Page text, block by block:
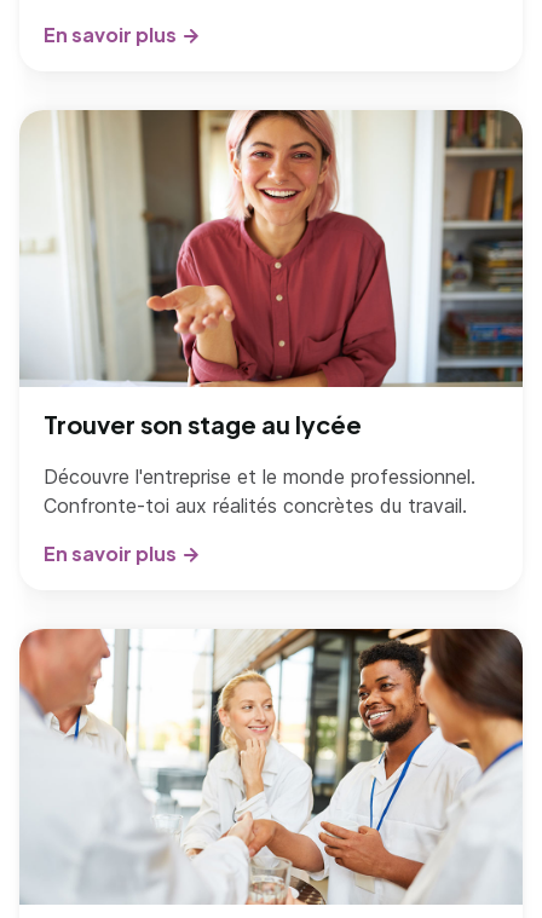
En savoir plus
Trouver son stage au lycée
Découvre l'entreprise et le monde professionnel.
Confronte-toi aux réalités concrètes du travail.
En savoir plus